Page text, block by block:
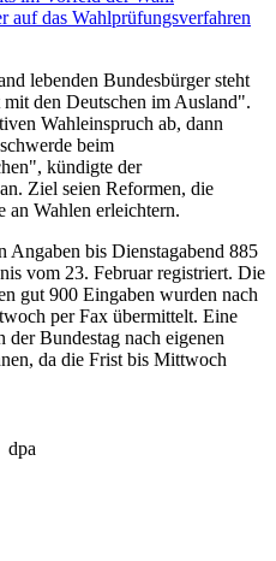
auf das Wahlprüfungsverfahren
lebenden Bundesbürger steht
den Deutschen im Ausland".
Wahleinspruch ab, dann
beim
kündigte der
Ziel seien Reformen, die
an Wahlen erleichtern.
Angaben bis Dienstagabend 885
vom 23. Februar registriert. Die
gut 900 Eingaben wurden nach
per Fax übermittelt. Eine
der Bundestag nach eigenen
da die Frist bis Mittwoch
dpa